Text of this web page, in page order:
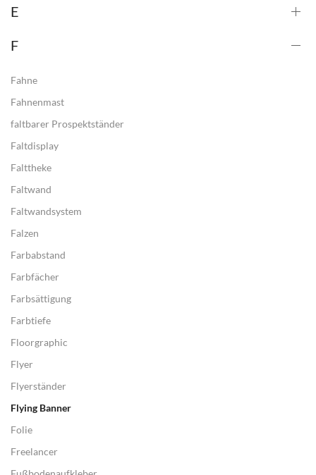
E
F
Fahne
Fahnenmast
faltbarer Prospektständer
Faltdisplay
Falttheke
Faltwand
Faltwandsystem
Falzen
Farbabstand
Farbfächer
Farbsättigung
Farbtiefe
Floorgraphic
Flyer
Flyerständer
Flying Banner
Folie
Freelancer